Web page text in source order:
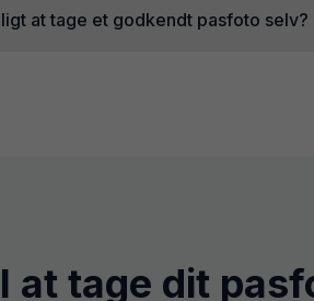
at tage et godkendt pasfoto selv?
at tage dit